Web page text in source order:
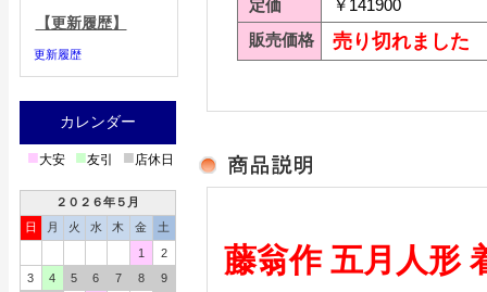
【更新履歴】
更新履歴
カレンダー
■大安 ■友引 ■店休日
２０２６年５月
日
月 火 水 木 金
土
1
2
3
4 5 6 7 8
9
定価
￥141900
販売価格
売り切れました
藤翁作 五月人形